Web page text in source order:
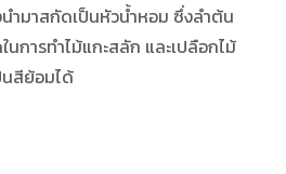
ำมาสกัดเป็นหัวน้ำหอม ซึ่งลำต้น
การทำไม้แกะสลัก และเปลือกไม้
สีย้อมได้